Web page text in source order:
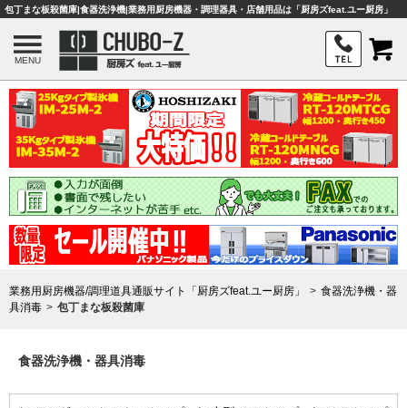
包丁まな板殺菌庫|食器洗浄機|業務用厨房機器・調理器具・店舗用品は「厨房ズfeat.ユー厨房」
MENU
業務用厨房機器/調理道具通販サイト「厨房ズfeat.ユー厨房」
食器洗浄機・器
具消毒
包丁まな板殺菌庫
食器洗浄機・器具消毒